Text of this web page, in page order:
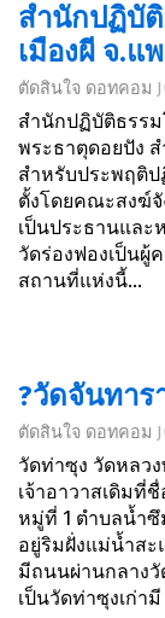
สำนักปฏิบั
เมืองผี จ.แ
ตัดสินใจ ดอทคอม
สำนักปฏิบัติธรรม
พระธาตุดอยปัง
สำหรับประพฤติ
ตั้งโดยคณะสงฆ์
เป็นประธานและ
วัดร่องฟองเป็นผู้
สถานที่แห่งนี้...
?วัดจันทาร
ตัดสินใจ ดอทคอม
วัดท่าซุง วัดหลว
เจ้าอาวาสเดิมที่
หมู่ที่ 1 ตำบลน้ำซึ
อยู่ริมฝั่งแม่น้ำสะ
มีถนนผ่านกลาง
เป็นวัดท่าซุงเก่า